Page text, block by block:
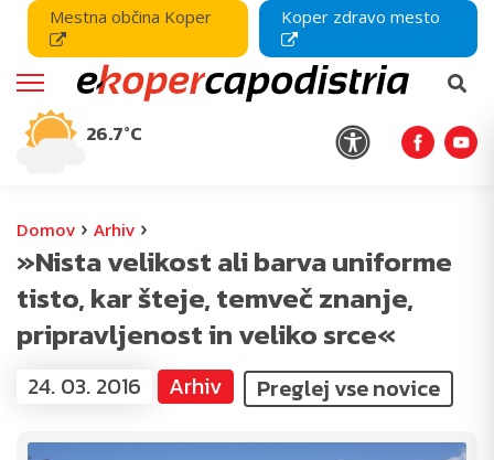
Mestna občina Koper Koper zdravo mesto
26.7°C
Domov › Arhiv ›
»Nista velikost ali barva uniforme
tisto, kar šteje, temveč znanje,
pripravljenost in veliko srce«
24. 03. 2016 Arhiv Preglej vse novice